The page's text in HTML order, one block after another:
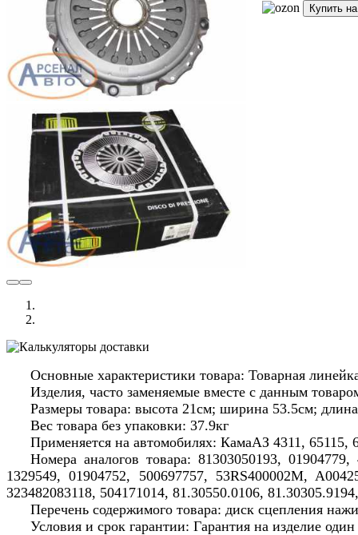
Купить
Основные характеристики товара: Товарная
Изделия, часто заменяемые вместе с данным
Размеры товара: высота 21см; ширина 53.5см;
Вес товара без упаковки: 37.9кг
Применяется на автомобилях: КамаАЗ 4311,
Номера аналогов товара: 81303050193,
1329549, 01904752, 500697757, 53RS400002M,
323482083118, 504171014, 81.30550.0106,
Перечень содержимого товара: диск сцепления
Условия и срок гарантии: Гарантия на изделие